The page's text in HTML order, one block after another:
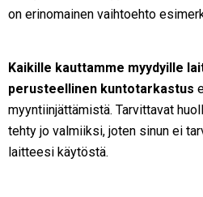
on erinomainen vaihtoehto
Kaikille kauttamme myydyille
perusteellinen kuntotarkastus
myyntiinjättämistä. Tarvittavat
tehty jo valmiiksi, joten sinun ei
laitteesi käytöstä.